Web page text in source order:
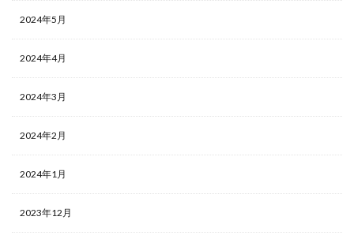
2024年5月
2024年4月
2024年3月
2024年2月
2024年1月
2023年12月